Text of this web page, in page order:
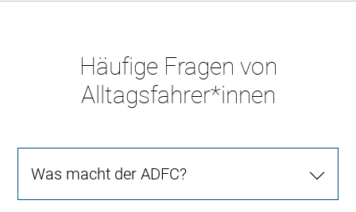
Häufige Fragen von
Alltagsfahrer*innen
Was macht der ADFC?